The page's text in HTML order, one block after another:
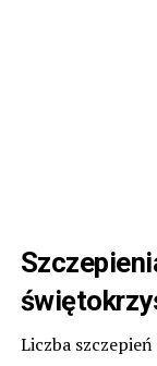
Liczba szczepień